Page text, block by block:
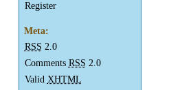
Register
Meta:
RSS 2.0
Comments RSS 2.0
Valid XHTML